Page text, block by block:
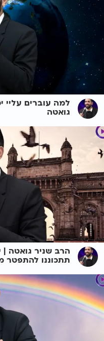
למה עוברים עליי
גואטה
הרב שניר גואטה |
תתכוננו להתפטר